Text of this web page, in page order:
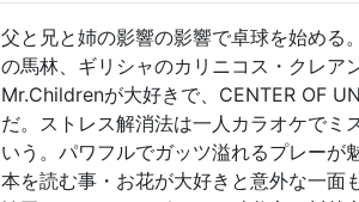
父と兄と姉の影響の影響で卓球を始める
の馬林、ギリシャのカリニコス・クレア
Mr.Childrenが大好きで、CENTER OF
だ。ストレス解消法は一人カラオケでミ
いう。パワフルでガッツ溢れるプレーが
本を読む事・お花が大好きと意外な一面